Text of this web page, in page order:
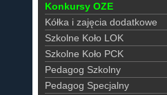
Konkursy OZE
Kółka i zajęcia dodatkowe
Szkolne Koło LOK
Szkolne Koło PCK
Pedagog Szkolny
Pedagog Specjalny